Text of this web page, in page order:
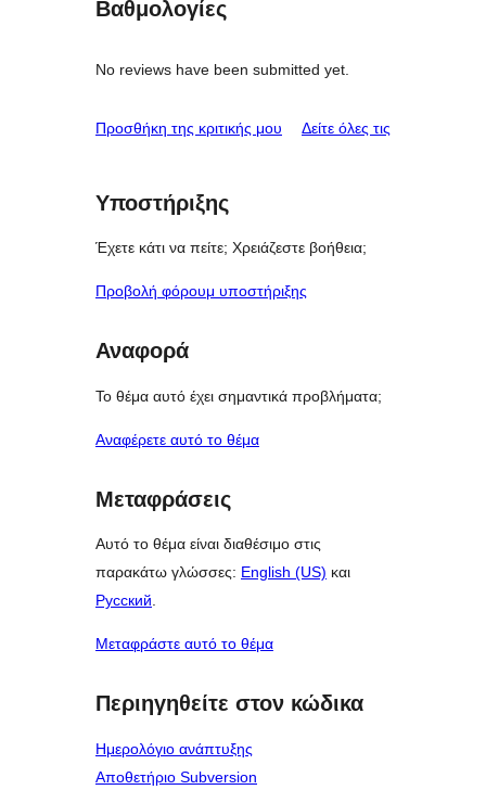
Βαθμολογίες
No reviews have been submitted yet.
Προσθήκη της κριτικής μου Δείτε όλες τις
Υποστήριξης
Έχετε κάτι να πείτε; Χρειάζεστε βοήθεια;
Προβολή φόρουμ υποστήριξης
Αναφορά
Το θέμα αυτό έχει σημαντικά προβλήματα;
Αναφέρετε αυτό το θέμα
Μεταφράσεις
Αυτό το θέμα είναι διαθέσιμο στις
παρακάτω γλώσσες: English (US) και
Русский.
Μεταφράστε αυτό το θέμα
Περιηγηθείτε στον κώδικα
Ημερολόγιο ανάπτυξης
Αποθετήριο Subversion